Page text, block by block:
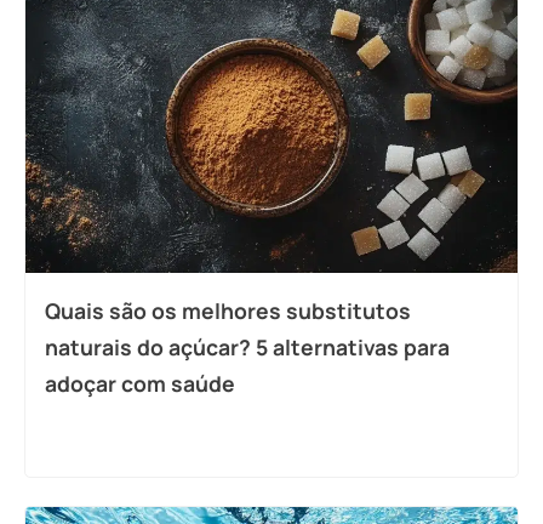
Quais são os melhores substitutos
naturais do açúcar? 5 alternativas para
adoçar com saúde